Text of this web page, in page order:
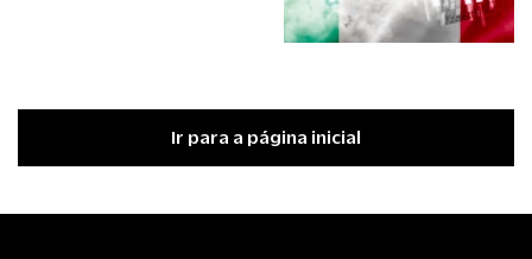
Ir para a página inicial